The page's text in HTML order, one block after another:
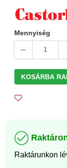
Mennyiség
1
KOSÁRBA
Raktárunkon